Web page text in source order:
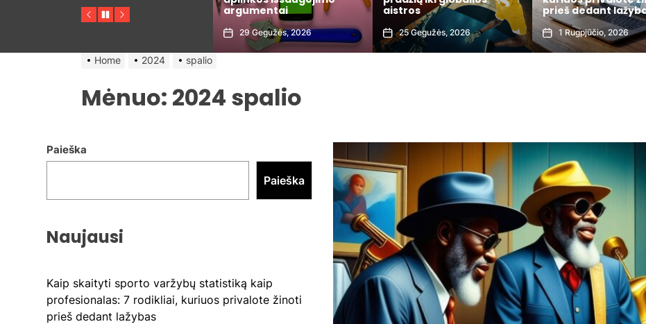
Previous
PauseNext
argumentai
aistros
25 Gegužės, 2026
prieš dedant lažybas
1 Rugpjūčio, 2026
elektros sąskaitas
3 Liepos, 2026
Home 2024 spalio
Mėnuo: 2024 spalio
Paieška
Paieška
Naujausi
Kaip skaityti sporto varžybų statistiką kaip
profesionalas: 7 rodikliai, kuriuos privalote žinoti
prieš dedant lažybas